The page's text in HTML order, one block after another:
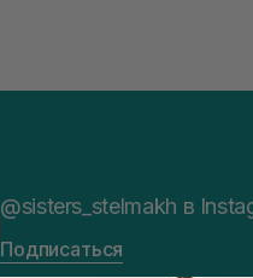
@sisters_stelmakh в
Подписаться